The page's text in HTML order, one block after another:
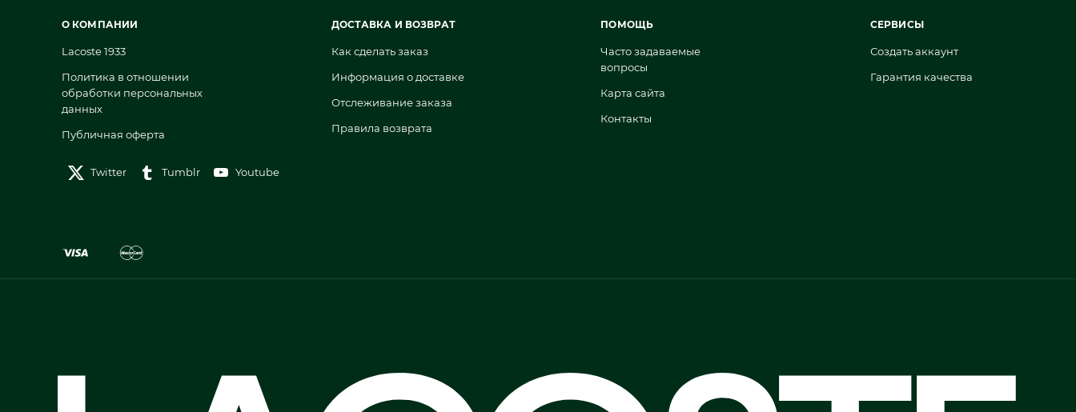
О КОМПАНИИ
Lacoste 1933
Политика в отношении
обработки персональных
данных
Публичная оферта
ДОСТАВКА И ВОЗВРАТ
Как сделать заказ
Информация о доставке
Отслеживание заказа
Правила возврата
ПОМОЩЬ
Часто задаваемые
вопросы
Карта сайта
Контакты
СЕРВИСЫ
Создать аккаунт
Гарантия качества
Twitter Tumblr Youtube